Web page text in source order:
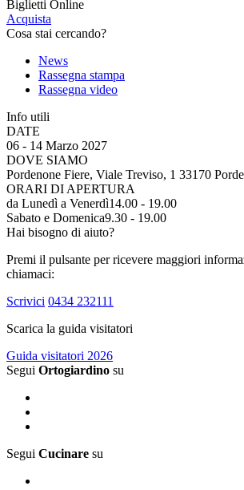
Biglietti Online
Acquista
Cosa stai cercando?
News
Rassegna stampa
Rassegna video
Info utili
DATE
06 - 14 Marzo 2027
DOVE SIAMO
Pordenone Fiere, Viale Treviso, 1 33170
ORARI DI APERTURA
da Lunedì a Venerdì14.00 - 19.00
Sabato e Domenica9.30 - 19.00
Hai bisogno di aiuto?
Premi il pulsante per ricevere maggiori
chiamaci:
Scrivici 0434 232111
Scarica la guida visitatori
Guida visitatori 2026
Segui Ortogiardino su
Segui Cucinare su